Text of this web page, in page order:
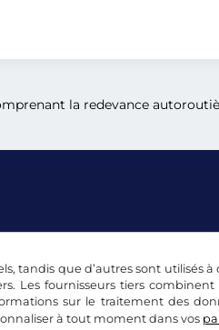
tandis que d’autres sont utilisés
Les fournisseurs tiers
sur le traitement des
à tout moment dans vos
la redevance
légales